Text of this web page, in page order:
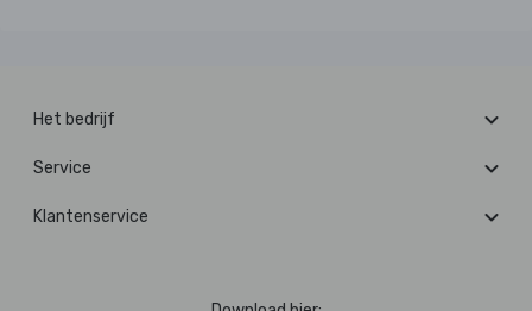
Het bedrijf
Service
Klantenservice